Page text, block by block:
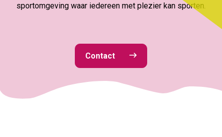
sportomgeving waar iedereen met plezier kan sporten.
Contact